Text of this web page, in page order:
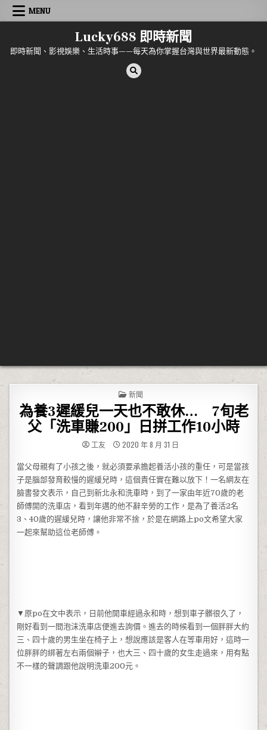
Skip to content
MENU
Lucky688 即時新聞
即時新聞、影視娛樂、生活時事——每天為你掌握台灣與世界最新動態。
POSTED IN
新聞
為養3遲緩兒一天也不敢休… 7旬老
父「洗車賺200」日拼工作10小時
工友 2020 年 8 月 31 日
當父母親有了小孩之後，就必須要承擔起養活小孩的重任，可是當孩
子是腦部發育較慢的遲緩兒時，這個責任實在難以放下！一名網友在
臉書發文表示，自己到新北永和洗車時，到了一家由年近70歲的老
師傅開的洗車店，看到年邁的他不辭辛勞的工作，是為了養活2名
3、40歲的遲緩兒時，讓他非常不捨，於是在網路上po文希望大家
一起來幫助這位老師傅。
▼原po在文中表示，日前他開車經過永和時，想到車子髒很久了，
剛好看到一間泡沫洗車店便進去詢價。進去的時候看到一個胖胖大約
三、四十歲的男生坐在椅子上，想說應該是客人在等車用好，這時一
位胖胖的綁著左右兩個辮子，也大三、四十歲的女生走過來，用有點
不一樣的聲調跟他說明洗車200元。